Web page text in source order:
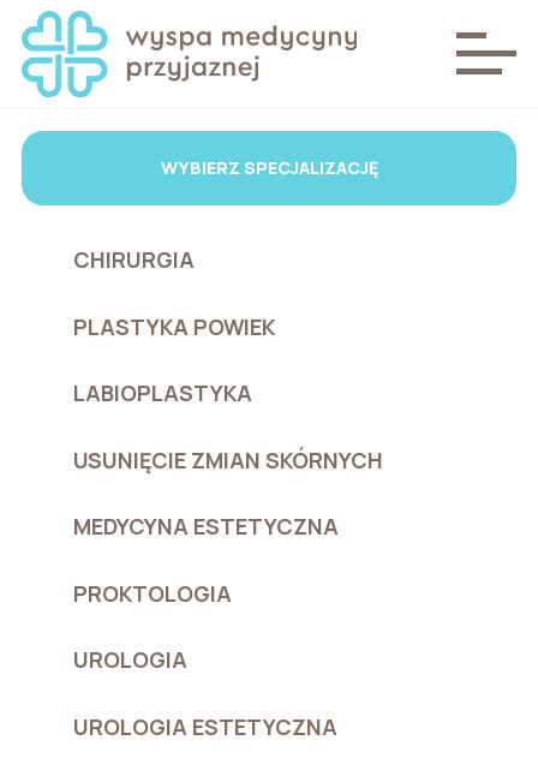
WYBIERZ SPECJALIZACJĘ
CHIRURGIA
PLASTYKA POWIEK
LABIOPLASTYKA
USUNIĘCIE ZMIAN SKÓRNYCH
MEDYCYNA ESTETYCZNA
PROKTOLOGIA
UROLOGIA
UROLOGIA ESTETYCZNA